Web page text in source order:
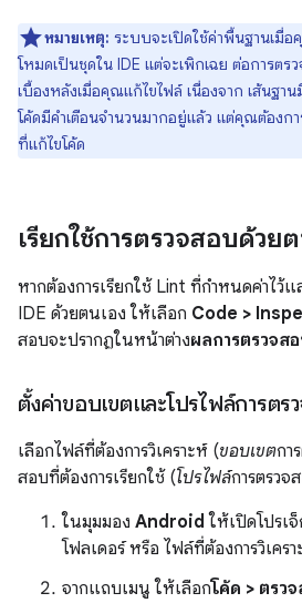
หมายเหตุ: ระบบจะเปิดใช้ค่าพื้นฐานเมื่อ
โหมดเป็นชุดใน IDE แต่จะเพิกเฉย ต่อการตร
เบื้องหลังเมื่อคุณแก้ไขไฟล์ เนื่องจาก เส้นฐา
โค้ดมีคำเตือนจำนวนมากอยู่แล้ว แต่คุณต้องก
ที่แก้ไขโค้ด
เรียกใช้การตรวจสอบด้วย
หากต้องการเรียกใช้ Lint ที่กำหนดค่าไว้
IDE ด้วยตนเอง ให้เลือก Code >
สอบจะปรากฏในหน้าต่างผลการตรวจส
ตั้งค่าขอบเขตและโปรไฟล์การตร
เลือกไฟล์ที่ต้องการวิเคราะห์ (ขอบเขตกา
สอบที่ต้องการเรียกใช้ (โปรไฟล์การตรวจ
ในมุมมอง Android ให้เปิดโปรเ
โฟลเดอร์ หรือ ไฟล์ที่ต้องการวิเคร
จากแถบเมนู ให้เลือกโค้ด > ตรว